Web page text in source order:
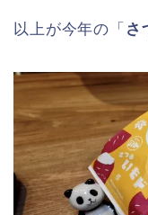
さつまいもを
食感のドーナ
かけました。
ということで、